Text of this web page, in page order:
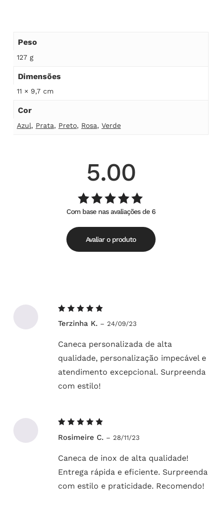
Peso
127 g
Dimensões
11 × 9,7 cm
Cor
Azul, Prata, Preto, Rosa, Verde
5.00
Avaliação
5.00de
5
Com base nas avaliações de 6
Avaliar o produto
5de 5
Terzinha K. – 24/09/23
Caneca personalizada de alta
qualidade, personalização impecável e
atendimento excepcional. Surpreenda
com estilo!
5de 5
Rosimeire C. – 28/11/23
Caneca de inox de alta qualidade!
Entrega rápida e eficiente. Surpreenda
com estilo e praticidade. Recomendo!